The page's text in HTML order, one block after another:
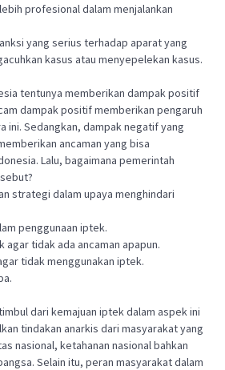
profesional dalam menjalankan
yang serius terhadap aparat yang
kasus atau menyepelekan kasus.
tentunya memberikan dampak positif
dampak positif memberikan pengaruh
ini. Sedangkan, dampak negatif yang
ancaman yang bisa
Lalu, bagaimana pemerintah
strategi dalam upaya menghindari
penggunaan iptek.
agar tidak ada ancaman apapun.
tidak menggunakan iptek.
dari kemajuan iptek dalam aspek ini
tindakan anarkis dari masyarakat yang
nasional, ketahanan nasional bahkan
Selain itu, peran masyarakat dalam